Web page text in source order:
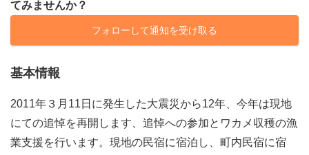
てみませんか？
フォローして通知を受け取る
基本情報
2011年３月11日に発生した大震災から12年、今年は現地
にての追悼を再開します、追悼への参加とワカメ収穫の漁
業支援を行います。現地の民宿に宿泊し、町内民宿に宿